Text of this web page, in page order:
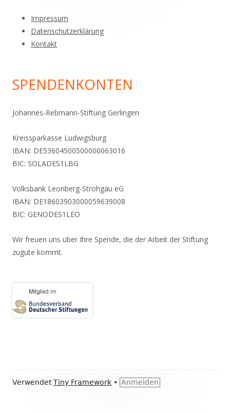
Impressum
Datenschutzerklärung
Kontakt
SPENDENKONTEN
Johannes-Rebmann-Stiftung Gerlingen
Kreissparkasse Ludwigsburg
IBAN: DE53604500500000063016
BIC: SOLADES1LBG
Volksbank Leonberg-Strohgäu eG
IBAN: DE18603903000059639008
BIC: GENODES1LEO
Wir freuen uns über Ihre Spende, die der Arbeit der Stiftung
zugute kommt.
Footer
VerwendetTiny Framework • Anmelden